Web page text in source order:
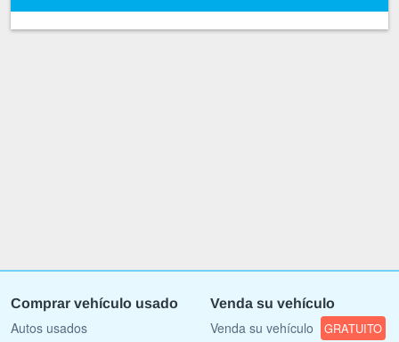
Comprar vehículo usado
Autos usados
Venda su vehículo
Venda su vehículo GRATUITO